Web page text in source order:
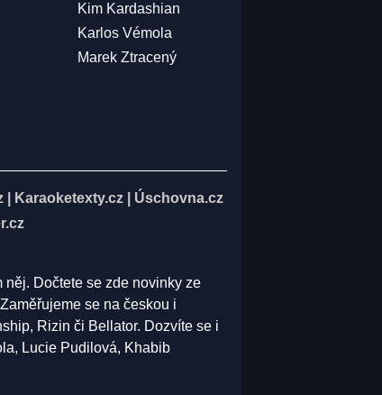
Kim Kardashian
Karlos Vémola
Marek Ztracený
Karaoketexty.cz
Úschovna.cz
něj. Dočtete se zde novinky ze
se na českou i
Rizin či Bellator. Dozvíte se i
Lucie Pudilová, Khabib